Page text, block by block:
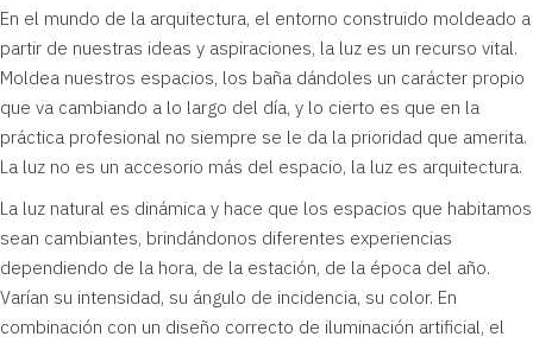
En el mundo de la arquitectura, el entorno construido moldeado a
partir de nuestras ideas y aspiraciones, la luz es un recurso vital.
Moldea nuestros espacios, los baña dándoles un carácter propio
que va cambiando a lo largo del día, y lo cierto es que en la
práctica profesional no siempre se le da la prioridad que amerita.
La luz no es un accesorio más del espacio, la luz es arquitectura.
La luz natural es dinámica y hace que los espacios que habitamos
sean cambiantes, brindándonos diferentes experiencias
dependiendo de la hora, de la estación, de la época del año.
Varían su intensidad, su ángulo de incidencia, su color. En
combinación con un diseño correcto de iluminación artificial, el